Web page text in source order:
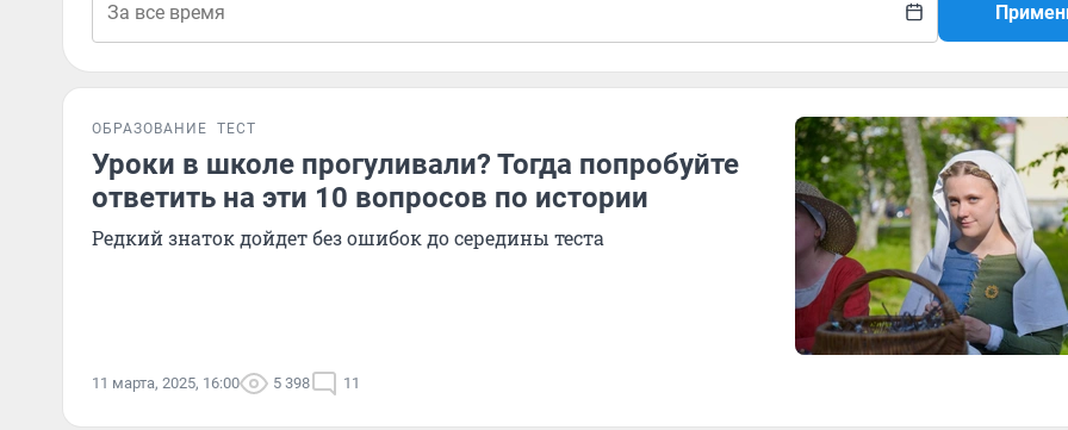
ОБРАЗОВАНИЕ ТЕСТ
Уроки в школе прогуливали? Тогда попробуйте
ответить на эти 10 вопросов по истории
Редкий знаток дойдет без ошибок до середины теста
11 марта, 2025, 16:00 5 398 11